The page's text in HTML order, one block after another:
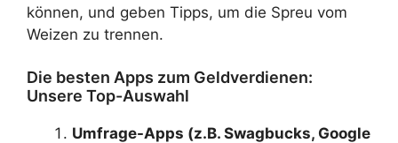
können, und geben Tipps, um die Spreu vom
Weizen zu trennen.
Die besten Apps zum Geldverdienen:
Unsere Top-Auswahl
Umfrage-Apps (z.B. Swagbucks, Google